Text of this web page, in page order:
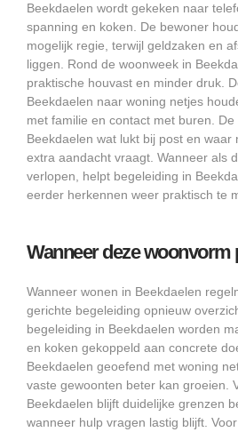
Beekdaelen wordt gekeken naar
spanning en koken. De bewoner
mogelijk regie, terwijl geldzaken en
liggen. Rond de woonweek in
praktische houvast en minder druk.
Beekdaelen naar woning netjes
met familie en contact met buren.
Beekdaelen wat lukt bij post en waar
extra aandacht vraagt. Wanneer als
verlopen, helpt begeleiding in
eerder herkennen weer praktisch te
Wanneer deze woonvorm
Wanneer wonen in Beekdaelen
gerichte begeleiding opnieuw
begeleiding in Beekdaelen worden
en koken gekoppeld aan concrete
Beekdaelen geoefend met woning
vaste gewoonten beter kan groeien.
Beekdaelen blijft duidelijke grenzen
wanneer hulp vragen lastig blijft.